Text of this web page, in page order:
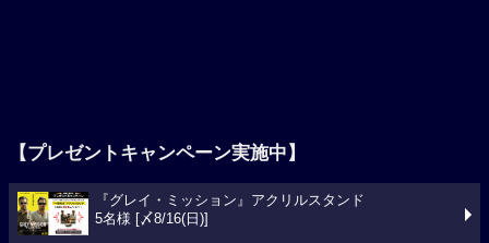
【プレゼントキャンペーン実施中】
『グレイ・ミッション』アクリルスタンド
5名様 [〆8/16(日)]